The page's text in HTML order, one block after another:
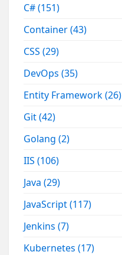
C#(151)
Container(43)
CSS(29)
DevOps(35)
Entity Framework(26)
Git(42)
Golang(2)
IIS(106)
Java(29)
JavaScript(117)
Jenkins(7)
Kubernetes(17)